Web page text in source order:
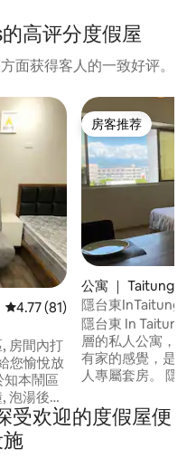
高评分度假屋
面获得客人的一致好评。
平均评分 4.77 分（满分 5 分）
4.77 (81)
房間內打
您愉悅放
本鬧區
泡湯後即
鐵花村,
泡湯~也
房客推荐
房客推荐
公寓 ｜ Taitung
隱台東InTaitung
近市場.夜市.鐵花
利生活機能佳
隱台東 In Taitung
層的私人公寓，溫
有家的感覺，是旅
人專屬套房。 隱‧台東In Taitung有對外大
氣，冰箱、加大彈
椅及大書桌。浴
受欢迎的度假屋便